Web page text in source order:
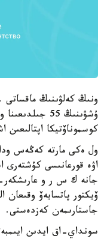
ونىڭ كەلۋىنىڭ ماقساتى -
ۇشۋىنىڭ 55
كوسموناۆتيكا اپتالىعىن
ول ەكى مارتە كەڭەس
اۋە قورعانىسى كۇشتەرى
جانە ك س ر و
جاستارىمەن كەزدەستى.
سونداي-اق ايدىن